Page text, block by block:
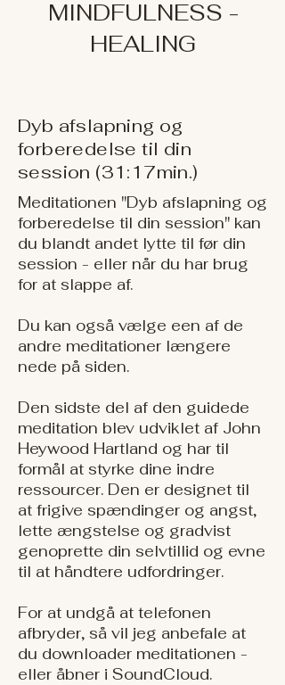
MINDFULNESS -
HEALING
Dyb afslapning og
forberedelse til din
session (31:17min.)
Meditationen "Dyb afslapning og
forberedelse til din session" kan
du blandt andet lytte til før din
session - eller når du har brug
for at slappe af.
Du kan også vælge een af de
andre meditationer længere
nede på siden.
Den sidste del af den guidede
meditation blev udviklet af John
Heywood Hartland og har til
formål at styrke dine indre
ressourcer. Den er designet til
at frigive spændinger og angst,
lette ængstelse og gradvist
genoprette din selvtillid og evne
til at håndtere udfordringer.
For at undgå at telefonen
afbryder, så vil jeg anbefale at
du downloader meditationen -
eller åbner i SoundCloud.